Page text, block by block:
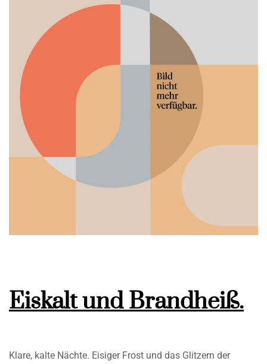
Eiskalt und Brandheiß.
Klare, kalte Nächte. Eisiger Frost und das Glitzern der